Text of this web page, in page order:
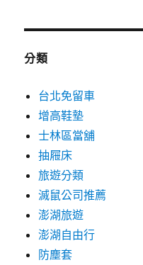
分類
台北免留車
增高鞋墊
士林區當舖
抽屜床
旅遊分類
滅鼠公司推薦
澎湖旅遊
澎湖自由行
防塵套